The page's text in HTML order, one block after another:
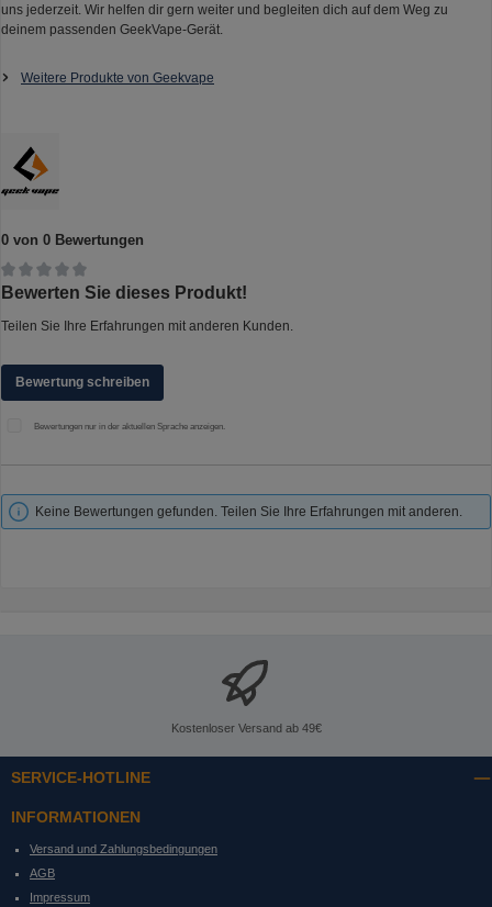
uns jederzeit. Wir helfen dir gern weiter und begleiten dich auf dem Weg zu
deinem passenden GeekVape-Gerät.
Weitere Produkte von Geekvape
0 von 0 Bewertungen
Durchschnittliche Bewertung von 0 von 5 Sternen
Bewerten Sie dieses Produkt!
Teilen Sie Ihre Erfahrungen mit anderen Kunden.
Bewertung schreiben
Bewertungen nur in der aktuellen Sprache anzeigen.
Keine Bewertungen gefunden. Teilen Sie Ihre Erfahrungen mit anderen.
Kostenloser Versand ab 49€
SERVICE-HOTLINE
INFORMATIONEN
Versand und Zahlungsbedingungen
AGB
Impressum